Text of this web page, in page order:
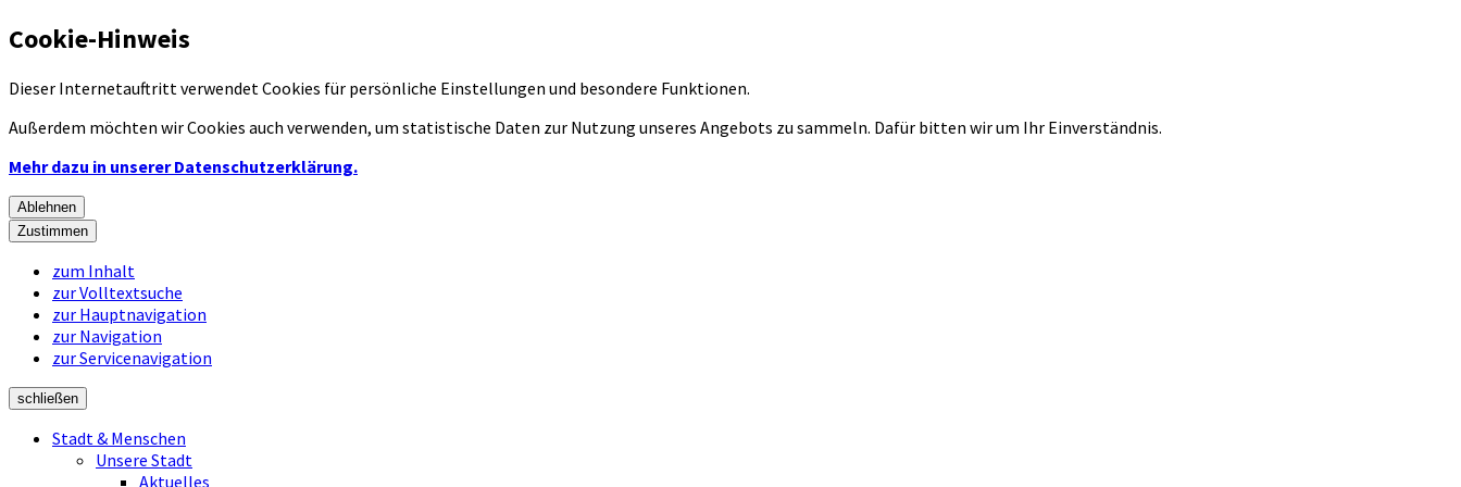
Cookie-Hinweis
Dieser Internetauftritt verwendet Cookies für persönliche Einstellungen und besondere Funktionen.
Außerdem möchten wir Cookies auch verwenden, um statistische Daten zur Nutzung unseres Angebots zu sammeln. Dafür bitten wir um Ihr Einverständnis.
Mehr dazu in unserer Datenschutzerklärung.
Ablehnen
Zustimmen
zum Inhalt
zur Volltextsuche
zur Hauptnavigation
zur Navigation
zur Servicenavigation
schließen
Stadt & Menschen
Unsere Stadt
Aktuelles